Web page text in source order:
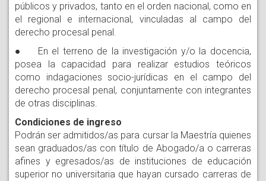
públicos y privados, tanto en el orden nacional, como en
el regional e internacional, vinculadas al campo del
derecho procesal penal.
● En el terreno de la investigación y/o la docencia,
posea la capacidad para realizar estudios teóricos
como indagaciones socio-jurídicas en el campo del
derecho procesal penal, conjuntamente con integrantes
de otras disciplinas.
Condiciones de ingreso
Podrán ser admitidos/as para cursar la Maestría quienes
sean graduados/as con título de Abogado/a o carreras
afines y egresados/as de instituciones de educación
superior no universitaria que hayan cursado carreras de